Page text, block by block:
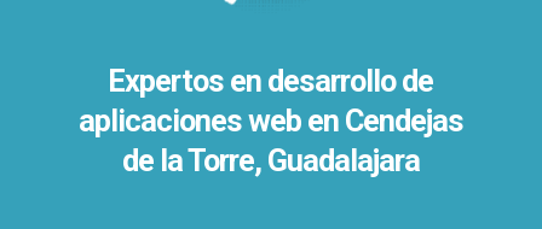
Expertos en desarrollo de
aplicaciones web en Cendejas
de la Torre, Guadalajara